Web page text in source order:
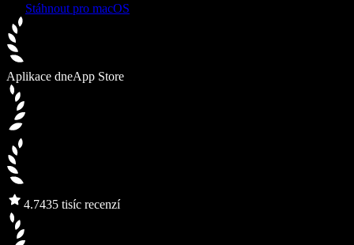
Stáhnout pro macOS
Aplikace dneApp Store
4.7435 tisíc recenzí